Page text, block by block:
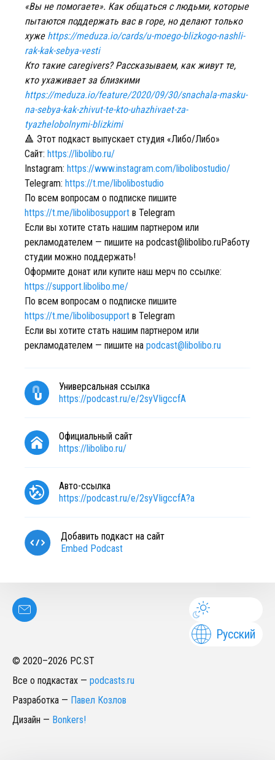
«Вы не помогаете». Как общаться с людьми, которые
пытаются поддержать вас в горе, но делают только
хуже https://meduza.io/cards/u-moego-blizkogo-nashli-
rak-kak-sebya-vesti
Кто такие caregivers? Рассказываем, как живут те,
кто ухаживает за близкими
https://meduza.io/feature/2020/09/30/snachala-masku-
na-sebya-kak-zhivut-te-kto-uhazhivaet-za-
tyazhelobolnymi-blizkimi
🔺 Этот подкаст выпускает студия «Либо/Либо»
Сайт: https://libolibo.ru/
Instagram: https://www.instagram.com/libolibostudio/
Telegram: https://t.me/libolibostudio
По всем вопросам о подписке пишите
https://t.me/libolibosupport в Telegram
Если вы хотите стать нашим партнером или
рекламодателем — пишите на podcast@libolibo.ruРаботу
студии можно поддержать!
Оформите донат или купите наш мерч по ссылке:
https://support.libolibo.me/
По всем вопросам о подписке пишите
https://t.me/libolibosupport в Telegram
Если вы хотите стать нашим партнером или
рекламодателем — пишите на podcast@libolibo.ru
Универсальная ссылка
https://podcast.ru/e/2syVIigccfA
Официальный сайт
https://libolibo.ru/
Авто-ссылка
https://podcast.ru/e/2syVIigccfA?a
Добавить подкаст на сайт
Embed Podcast
Русский
© 2020–2026 PC.ST
Все о подкастах — podcasts.ru
Разработка — Павел Козлов
Дизайн — Bonkers!